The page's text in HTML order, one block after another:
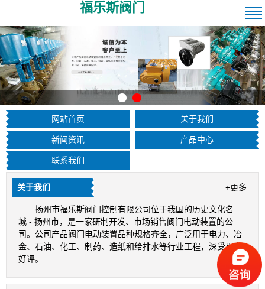
福乐斯阀门
网站首页 关于我们
新闻资讯 产品中心
联系我们
+更多
关于我们
扬州市福乐斯阀门控制有限公司位于我国的历史文化名
城 - 扬州市，是一家研制开发、市场销售阀门电动装置的公
司。公司产品阀门电动装置品种规格齐全，广泛用于电力、冶
金、石油、化工、制药、造纸和给排水等行业工程，深受用户
好评。